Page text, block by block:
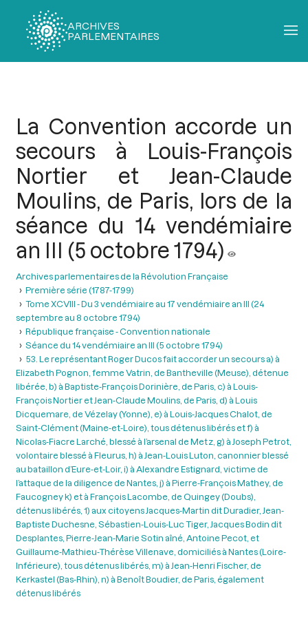
ARCHIVES
PARLEMENTAIRES
La Convention accorde un
secours à Louis-François
Nortier et Jean-Claude
Moulins, de Paris, lors de la
séance du 14 vendémiaire
an III (5 octobre 1794)
Archives parlementaires de la Révolution Française
Première série (1787-1799)
Tome XCVIII - Du 3 vendémiaire au 17 vendémiaire an III (24
septembre au 8 octobre 1794)
République française - Convention nationale
Séance du 14 vendémiaire an III (5 octobre 1794)
53. Le représentant Roger Ducos fait accorder un secours a) à
Elizabeth Pognon, femme Vatrin, de Bantheville (Meuse), détenue
libérée, b) à Baptiste-François Dorinière, de Paris, c) à Louis-
François Nortier et Jean-Claude Moulins, de Paris, d) à Louis
Dicquemare, de Vézelay (Yonne), e) à Louis-Jacques Chalot, de
Saint-Clément (Maine-et-Loire), tous détenus libérés et f) à
Nicolas-Fiacre Larché, blessé à l’arsenal de Metz, g) à Joseph Petrot,
volontaire blessé à Fleurus, h) à Jean-Louis Luton, canonnier blessé
au bataillon d’Eure-et-Loir, i) à Alexandre Estignard, victime de
l’attaque de la diligence de Nantes, j) à Pierre-François Mathey, de
Faucogney k) et à François Lacombe, de Quingey (Doubs),
détenus libérés, 1) aux citoyens Jacques-Martin dit Duradier, Jean-
Baptiste Duchesne, Sébastien-Louis-Luc Tiger, Jacques Bodin dit
Desplantes, Pierre-Jean-Marie Sotin aîné, Antoine Pecot, et
Guillaume-Mathieu-Thérèse Villenave, domiciliés à Nantes (Loire-
Inférieure), tous détenus libérés, m) à Jean-Henri Fischer, de
Kerkastel (Bas-Rhin), n) à Benoît Boudier, de Paris, également
détenus libérés